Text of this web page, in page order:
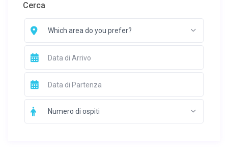
Cerca
Which area do you prefer?
Numero di ospiti